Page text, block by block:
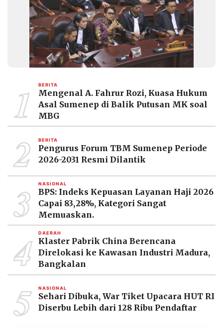
RESOLUSI
MEDIA
©
Resolusi.co
-
PT.
RESOLUSI
MEDIA
1 BERITA
Mengenal A. Fahrur Rozi, Kuasa Hukum
Asal Sumenep di Balik Putusan MK soal
MBG
2 BERITA
Pengurus Forum TBM Sumenep Periode
2026-2031 Resmi Dilantik
3 NASIONAL
BPS: Indeks Kepuasan Layanan Haji 2026
Capai 83,28%, Kategori Sangat
Memuaskan.
4 DAERAH
Klaster Pabrik China Berencana
Direlokasi ke Kawasan Industri Madura,
Bangkalan
5 NASIONAL
Sehari Dibuka, War Tiket Upacara HUT RI
Diserbu Lebih dari 128 Ribu Pendaftar